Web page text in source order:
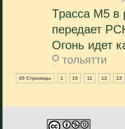
Трасса М5 в
передает
Огонь идет
тольятти
45 Страницы 1 10 11 12 13